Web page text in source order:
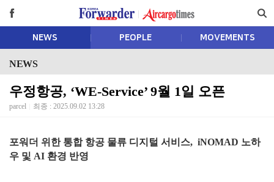
NEWS PEOPLE MOVEMENTS
NEWS
우정항공, ‘WE-Service’ 9월 1일 오픈
parcel 최종 : 2025.09.02 13:28
포워더 위한 통합 항공 물류 디지털 서비스, iNOMAD 노하
우 및 AI 환경 반영